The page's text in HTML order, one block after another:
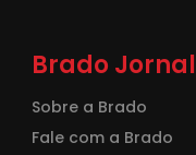
Brado Jornal
Sobre a Brado
Fale com a Brado